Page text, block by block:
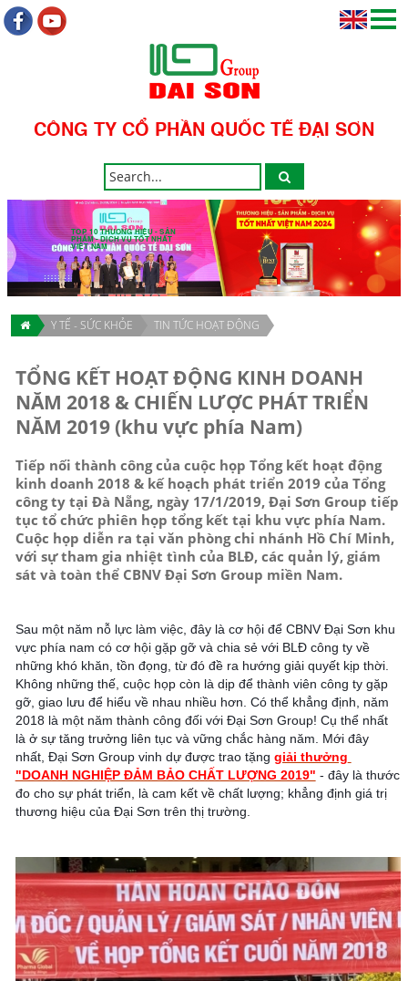
CÔNG TY CỔ PHẦN QUỐC TẾ ĐẠI SƠN
TOP 10 THƯƠNG HIỆU - SẢN
PHẨM - DỊCH VỤ TỐT NHẤT
VIỆT NAM
Y TẾ - SỨC KHỎE TIN TỨC HOẠT ĐỘNG
TỔNG KẾT HOẠT ĐỘNG KINH DOANH
NĂM 2018 & CHIẾN LƯỢC PHÁT TRIỂN
NĂM 2019 (khu vực phía Nam)
Tiếp nối thành công của cuộc họp Tổng kết hoạt động
kinh doanh 2018 & kế hoạch phát triển 2019 của Tổng
công ty tại Đà Nẵng, ngày 17/1/2019, Đại Sơn Group tiếp
tục tổ chức phiên họp tổng kết tại khu vực phía Nam.
Cuộc họp diễn ra tại văn phòng chi nhánh Hồ Chí Minh,
với sự tham gia nhiệt tình của BLĐ, các quản lý, giám
sát và toàn thể CBNV Đại Sơn Group miền Nam.
Sau một năm nỗ lực làm việc, đây là cơ hội để CBNV Đại Sơn khu
vực phía nam có cơ hội gặp gỡ và chia sẻ với BLĐ công ty về
những khó khăn, tồn đọng, từ đó đề ra hướng giải quyết kịp thời.
Không những thế, cuộc họp còn là dịp để thành viên công ty gặp
gỡ, giao lưu để hiểu về nhau nhiều hơn. Có thể khẳng định, năm
2018 là một năm thành công đối với Đại Sơn Group! Cụ thể nhất
là ở sự tăng trưởng liên tục và vững chắc hàng năm. Mới đây
nhất, Đại Sơn Group vinh dự được trao tặng giải thưởng
"DOANH NGHIỆP ĐẢM BẢO CHẤT LƯỢNG 2019" - đây là thước
đo cho sự phát triển, là cam kết về chất lượng; khẳng định giá trị
thương hiệu của Đại Sơn trên thị trường.